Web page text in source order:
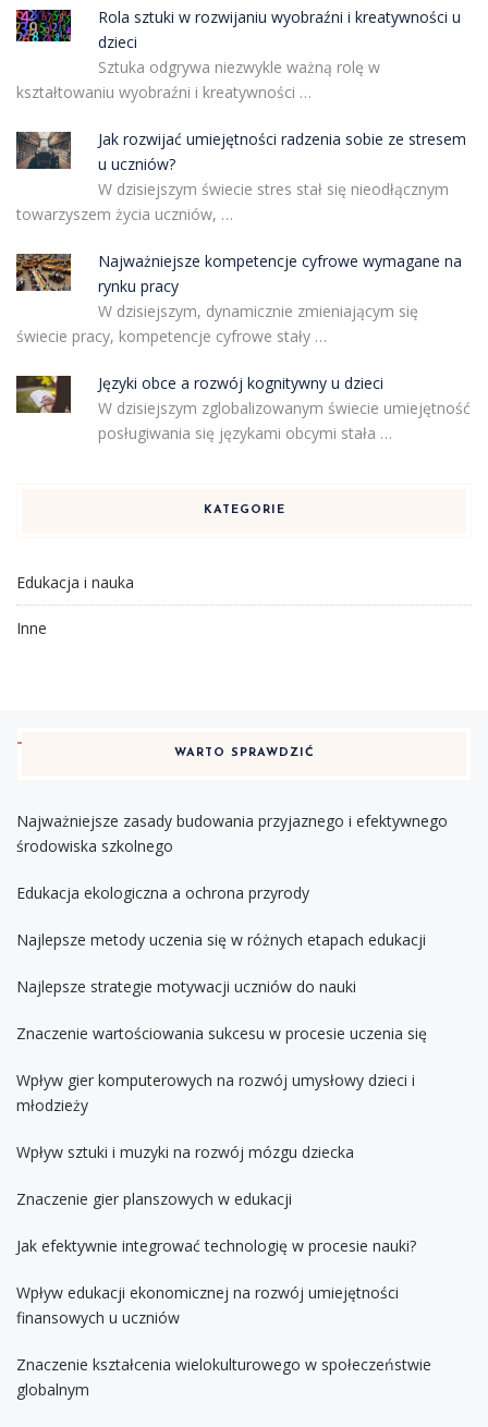
Rola sztuki w rozwijaniu wyobraźni i kreatywności u
dzieci
Sztuka odgrywa niezwykle ważną rolę w
kształtowaniu wyobraźni i kreatywności …
Jak rozwijać umiejętności radzenia sobie ze stresem
u uczniów?
W dzisiejszym świecie stres stał się nieodłącznym
towarzyszem życia uczniów, …
Najważniejsze kompetencje cyfrowe wymagane na
rynku pracy
W dzisiejszym, dynamicznie zmieniającym się
świecie pracy, kompetencje cyfrowe stały …
Języki obce a rozwój kognitywny u dzieci
W dzisiejszym zglobalizowanym świecie umiejętność
posługiwania się językami obcymi stała …
KATEGORIE
Edukacja i nauka
Inne
WARTO SPRAWDZIĆ
Najważniejsze zasady budowania przyjaznego i efektywnego
środowiska szkolnego
Edukacja ekologiczna a ochrona przyrody
Najlepsze metody uczenia się w różnych etapach edukacji
Najlepsze strategie motywacji uczniów do nauki
Znaczenie wartościowania sukcesu w procesie uczenia się
Wpływ gier komputerowych na rozwój umysłowy dzieci i
młodzieży
Wpływ sztuki i muzyki na rozwój mózgu dziecka
Znaczenie gier planszowych w edukacji
Jak efektywnie integrować technologię w procesie nauki?
Wpływ edukacji ekonomicznej na rozwój umiejętności
finansowych u uczniów
Znaczenie kształcenia wielokulturowego w społeczeństwie
globalnym